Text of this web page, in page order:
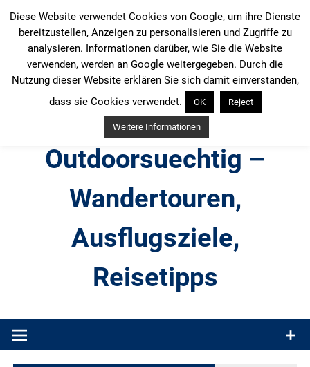
Inhalt
springen
Outdoorsuechtig –
Wandertouren,
Ausflugsziele,
Reisetipps
Produkttests und Buchrezensionen. Ein Blog für alle, die gern
Diese Website verwendet Cookies von Google, um ihre Dienste
bereitzustellen, Anzeigen zu personalisieren und Zugriffe zu
analysieren. Informationen darüber, wie Sie die Website
verwenden, werden an Google weitergegeben. Durch die
Nutzung dieser Website erklären Sie sich damit einverstanden,
dass sie Cookies verwendet.
OK Reject
Weitere Informationen